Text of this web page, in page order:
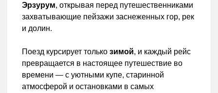
Эрзурум, открывая перед путешественниками
захватывающие пейзажи заснеженных гор, рек
и долин.
Поезд курсирует только зимой, и каждый рейс
превращается в настоящее путешествие во
времени — с уютными купе, старинной
атмосферой и остановками в самых